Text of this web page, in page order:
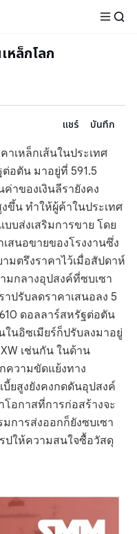
หล็กโลก
แชร์
บันทึก
เหล็กเส้นในประเทศ
อตัน มาอยู่ที่ 591.5
าของเงินลีรายังคง
ขึ้น ทำให้ผู้ค้าในประเทศ
บส่งเสริมการขาย โดย
สนอขายของโรงงานซึ่ง
มตรึงราคาไว้เมื่อสัปดาห์
กลางอุปสงค์ที่ซบเซา
ปรับลดราคาเสนอลง 5
ดอลลาร์สหรัฐต่อตัน
ในอิซเมียร์ก็ปรับลงมาอยู่
เช่นกัน ในด้าน
ความขัดแย้งทาง
ยสูงยังคงกดดันอุปสงค์
อกาสที่การก่อสร้างจะ
การส่งออกก็ยังซบเซา
ปให้ความสนใจซื้อวัสดุ